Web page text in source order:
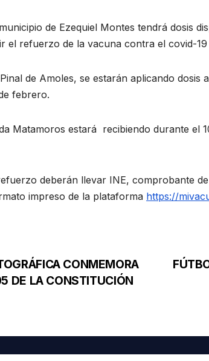
de Ezequiel Montes tendrá dosis
el refuerzo de la vacuna contra el covid-19
de Amoles, se estarán aplicando
febrero.
Matamoros estará recibiendo durante el
deberán llevar INE, comprobante
impreso de la plataforma https://
CONMEMORA
DE LA CONSTITUCIÓN